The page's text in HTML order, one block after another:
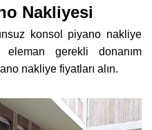
Nakliyesi
konsol piyano nakliye
gerekli donanım
nakliye fiyatları alın.